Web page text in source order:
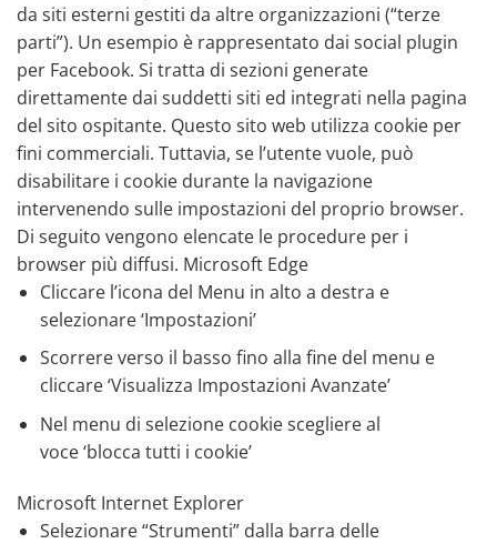
da siti esterni gestiti da altre organizzazioni (“terze
parti”). Un esempio è rappresentato dai social plugin
per Facebook. Si tratta di sezioni generate
direttamente dai suddetti siti ed integrati nella pagina
del sito ospitante. Questo sito web utilizza cookie per
fini commerciali. Tuttavia, se l’utente vuole, può
disabilitare i cookie durante la navigazione
intervenendo sulle impostazioni del proprio browser.
Di seguito vengono elencate le procedure per i
browser più diffusi. Microsoft Edge
Cliccare l’icona del Menu in alto a destra e
selezionare ‘Impostazioni’
Scorrere verso il basso fino alla fine del menu e
cliccare ‘Visualizza Impostazioni Avanzate’
Nel menu di selezione cookie scegliere al
voce ‘blocca tutti i cookie’
Microsoft Internet Explorer
Selezionare “Strumenti” dalla barra delle